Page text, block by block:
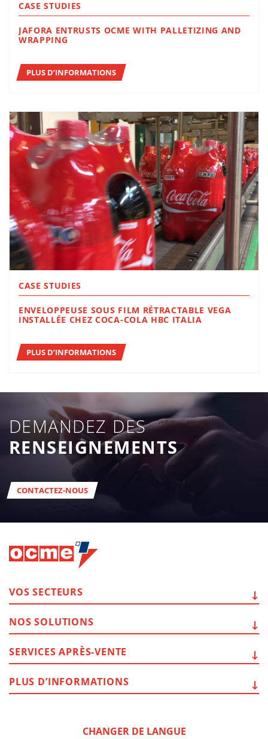
CASE STUDIES
JAFORA ENTRUSTS OCME WITH PALLETIZING AND
WRAPPING
PLUS D’INFORMATIONS
CASE STUDIES
ENVELOPPEUSE SOUS FILM RÉTRACTABLE VEGA
INSTALLÉE CHEZ COCA-COLA HBC ITALIA
PLUS D’INFORMATIONS
DEMANDEZ DES
RENSEIGNEMENTS
CONTACTEZ-NOUS
CHANGER DE LANGUE
VOS SECTEURS
NOS SOLUTIONS
SERVICES APRÈS-VENTE
PLUS D’INFORMATIONS